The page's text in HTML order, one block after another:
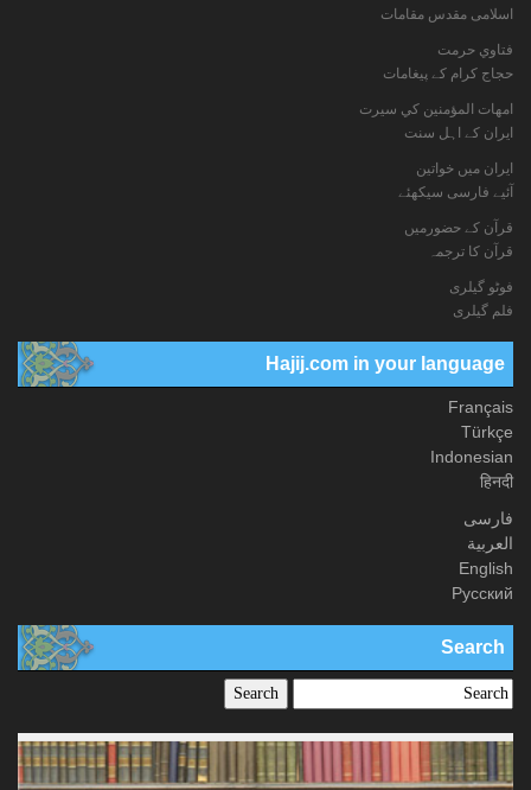
اسلامی مقدس مقامات
فتاوي حرمت
حجاج کرام کے پیغامات
امهات المؤمنين كي سيرت
ایران کے اہل سنت
ایران میں خواتین
آئیے فارسی سیکھئے
قرآن کے حضورمیں
قرآن کا ترجمہ
فوٹو گيلری
فلم گیلری
Hajij.com in your language
Français
Türkçe
Indonesian
हिनदी
فارسی
العربیة
English
Русский
Search